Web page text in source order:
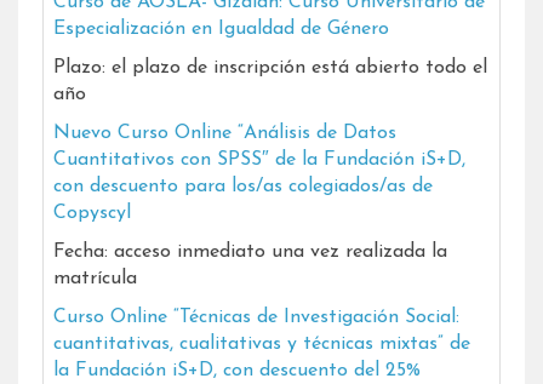
Especialización en Igualdad de Género
Plazo: el plazo de inscripción está abierto todo el
año
Nuevo Curso Online “Análisis de Datos
Cuantitativos con SPSS″ de la Fundación iS+D,
con descuento para los/as colegiados/as de
Copyscyl
Fecha: acceso inmediato una vez realizada la
matrícula
Curso Online “Técnicas de Investigación Social:
cuantitativas, cualitativas y técnicas mixtas” de
la Fundación iS+D, con descuento del 25%